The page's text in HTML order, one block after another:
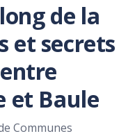
de la
et secrets
et Baule
Communes